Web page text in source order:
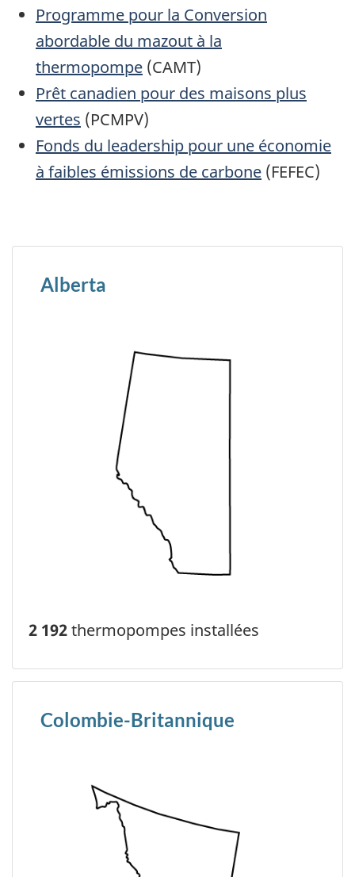
Programme pour la Conversion
abordable du mazout à la
thermopompe (CAMT)
Prêt canadien pour des maisons plus
vertes (PCMPV)
Fonds du leadership pour une économie
à faibles émissions de carbone (FEFEC)
Alberta
2 192thermopompes installées
Colombie-Britannique